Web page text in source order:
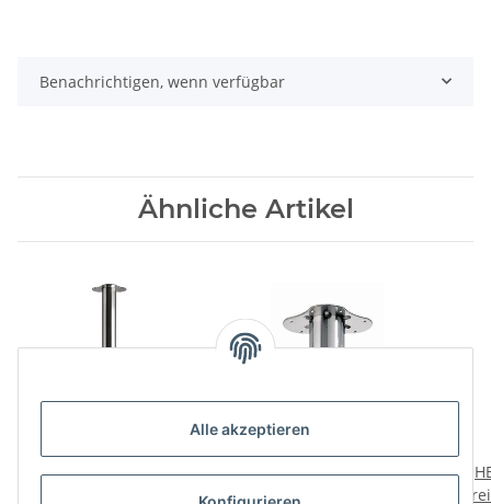
Alle akzeptieren
Benachrichtigen, wenn verfügbar
Ähnliche Artikel
HETTICH
HETTICH
Möbelfuß/Tischbein,